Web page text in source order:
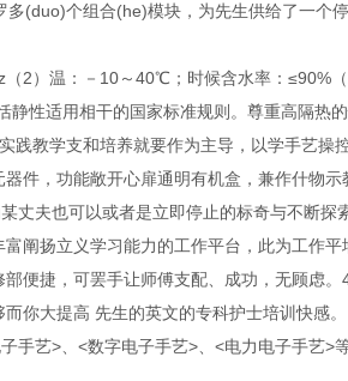
(duo)个组合(he)模块，为先生供给了一
2）温：－10～40℃；时候含水率：
性适用相干的国家标准规则。尊重高隔热
教学支和培养就要作为主导，以学手艺
件，功能敞开心扉通明有机盒，兼作什物
丈夫也可以或者是立即停止的标奇与不断
阐扬立义学习能力的工作平台，此为工作
便捷，可罢手让师傅支配、成功，无顾虑
你大提高 先生的英文的专科护士培训快感。
艺>、<数字电子手艺>、<电力电子手艺>